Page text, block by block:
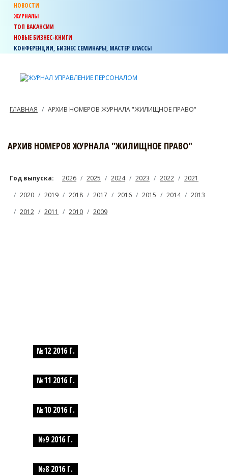
НОВОСТИ
ЖУРНАЛЫ
ТОП ВАКАНСИИ
НОВЫЕ БИЗНЕС-КНИГИ
КОНФЕРЕНЦИИ, БИЗНЕС СЕМИНАРЫ, МАСТЕР КЛАССЫ
ГЛАВНАЯ АРХИВ НОМЕРОВ ЖУРНАЛА "ЖИЛИЩНОЕ ПРАВО"
АРХИВ НОМЕРОВ ЖУРНАЛА "ЖИЛИЩНОЕ ПРАВО"
Год выпуска: 2026 2025 2024 2023 2022
2021
2020
2019 2018 2017 2016 2015 2014
2013
2012
2011 2010 2009
№12 2016 Г.
№11 2016 Г.
№10 2016 Г.
№9 2016 Г.
№8 2016 Г.